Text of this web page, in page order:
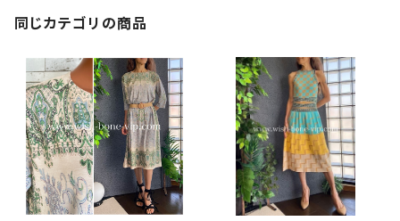
同じカテゴリの商品